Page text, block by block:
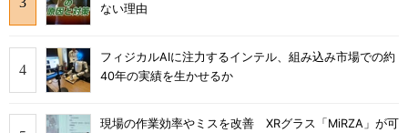
ない理由
フィジカルAIに注力するインテル、組み込み市場での約
40年の実績を生かせるか
現場の作業効率やミスを改善 XRグラス「MiRZA」が可